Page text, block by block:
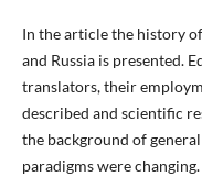
In the article the history
and Russia is presented.
translators, their
described and scientific
the background of
paradigms were changing.